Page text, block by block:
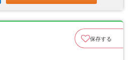
保存する